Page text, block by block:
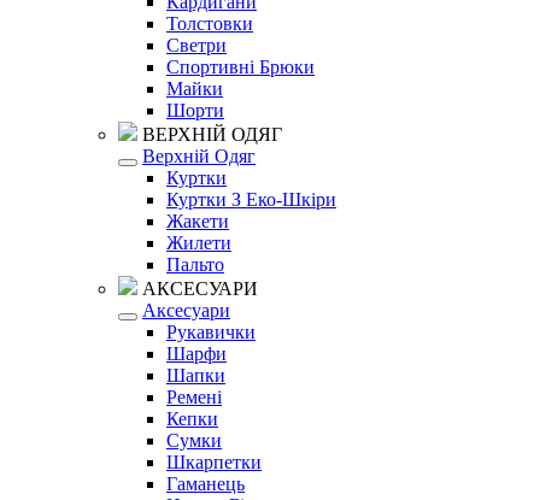
Толстовки
Светри
Спортивні Брюки
Майки
Шорти
ВЕРХНІЙ ОДЯГ
Верхній Одяг
Куртки
Куртки З Еко-Шкіри
Жакети
Жилети
Пальто
АКСЕСУАРИ
Аксесуари
Рукавички
Шарфи
Шапки
Ремені
Кепки
Сумки
Шкарпетки
Гаманець